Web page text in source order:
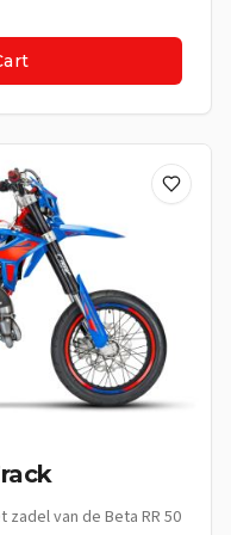
je beleeft het leven.
voor de jonge
RR 50 Motard Sport
Het is meer dan
van jouw stijl, jouw
specificaties:** •
tweetaktmotor •
supermoto frame •
vering voor
afwerking •
• Comfortabel
van de Beta RR 50